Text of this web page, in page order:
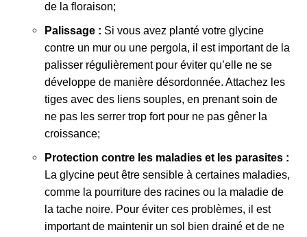
de la floraison;
Palissage : Si vous avez planté votre glycine
contre un mur ou une pergola, il est important de la
palisser régulièrement pour éviter qu’elle ne se
développe de manière désordonnée. Attachez les
tiges avec des liens souples, en prenant soin de
ne pas les serrer trop fort pour ne pas gêner la
croissance;
Protection contre les maladies et les parasites :
La glycine peut être sensible à certaines maladies,
comme la pourriture des racines ou la maladie de
la tache noire. Pour éviter ces problèmes, il est
important de maintenir un sol bien drainé et de ne